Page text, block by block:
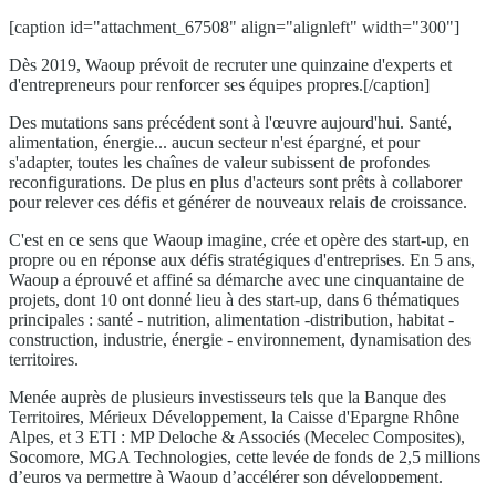
[caption id="attachment_67508" align="alignleft" width="300"]
Dès 2019, Waoup prévoit de recruter une quinzaine d'experts et
d'entrepreneurs pour renforcer ses équipes propres.[/caption]
Des mutations sans précédent sont à l'œuvre aujourd'hui. Santé,
alimentation, énergie... aucun secteur n'est épargné, et pour
s'adapter, toutes les chaînes de valeur subissent de profondes
reconfigurations. De plus en plus d'acteurs sont prêts à collaborer
pour relever ces défis et générer de nouveaux relais de croissance.
C'est en ce sens que Waoup imagine, crée et opère des start-up, en
propre ou en réponse aux défis stratégiques d'entreprises. En 5 ans,
Waoup a éprouvé et affiné sa démarche avec une cinquantaine de
projets, dont 10 ont donné lieu à des start-up, dans 6 thématiques
principales : santé - nutrition, alimentation -distribution, habitat -
construction, industrie, énergie - environnement, dynamisation des
territoires.
Menée auprès de plusieurs investisseurs tels que la Banque des
Territoires, Mérieux Développement, la Caisse d'Epargne Rhône
Alpes, et 3 ETI : MP Deloche & Associés (Mecelec Composites),
Socomore, MGA Technologies, cette levée de fonds de 2,5 millions
d’euros va permettre à Waoup d’accélérer son développement.